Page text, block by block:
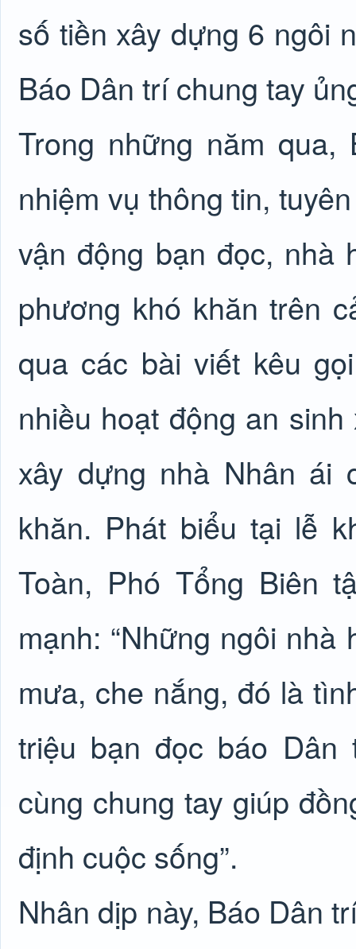
số tiền xây dựng 6 ngôi
Báo Dân trí chung tay
Trong những năm
nhiệm vụ thông tin,
vận động bạn đọc, nhà
phương khó khăn trên
qua các bài viết kêu
nhiều hoạt động an
xây dựng nhà Nhân ái
khăn. Phát biểu tại lễ
Toàn, Phó Tổng Biên
mạnh: “Những ngôi
mưa, che nắng, đó là
triệu bạn đọc báo
cùng chung tay giúp
định cuộc sống”.
Nhân dịp này, Báo Dân